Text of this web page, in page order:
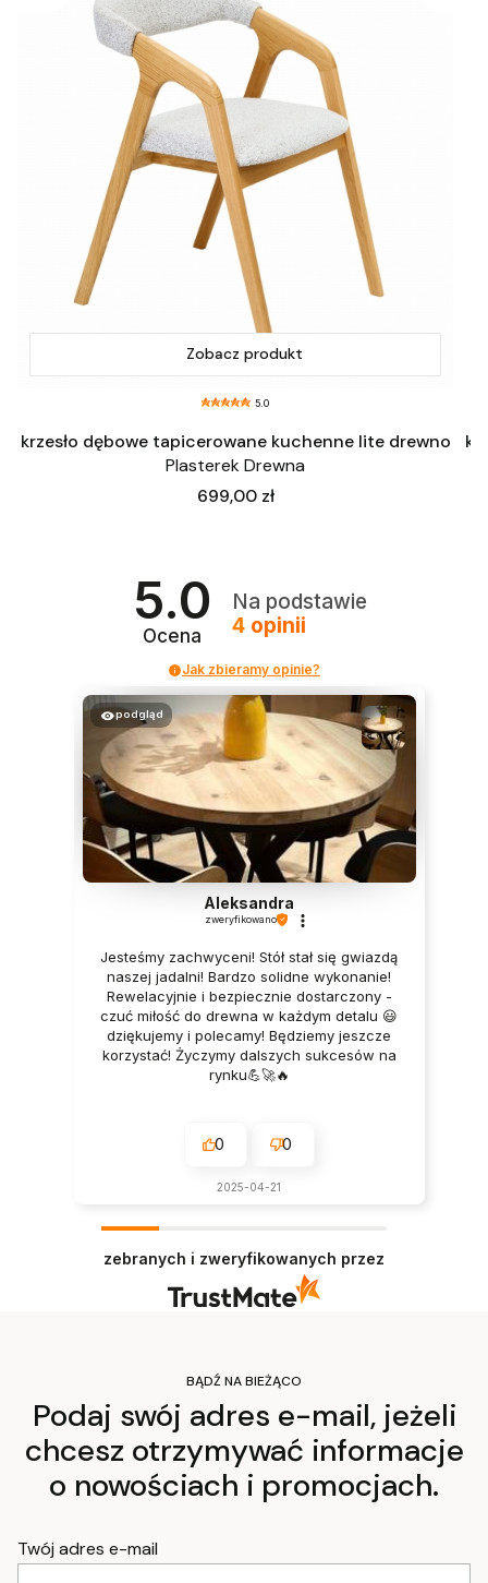
Zobacz produkt
5.0
krzesło dębowe tapicerowane kuchenne lite drewno
Plasterek Drewna
Cena
699,00 zł
5.0
Ocena
Na podstawie
4opinii
Jak zbieramy opinie?
podgląd
Aleksandra
zweryfikowano
Jesteśmy zachwyceni! Stół stał się gwiazdą
naszej jadalni! Bardzo solidne wykonanie!
Rewelacyjnie i bezpiecznie dostarczony -
czuć miłość do drewna w każdym detalu 😃
dziękujemy i polecamy! Będziemy jeszcze
korzystać! Życzymy dalszych sukcesów na
rynku💪🚀🔥
0 0
2025-04-21
zebranych i zweryfikowanych przez
BĄDŹ NA BIEŻĄCO
Podaj swój adres e-mail, jeżeli
chcesz otrzymywać informacje
o nowościach i promocjach.
Twój adres e-mail